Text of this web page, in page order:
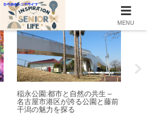
公園・遊園地
稲永公園:都市と自然の共生 –
名古屋市港区が誇る公園と藤前
干潟の魅力を探る
MENU